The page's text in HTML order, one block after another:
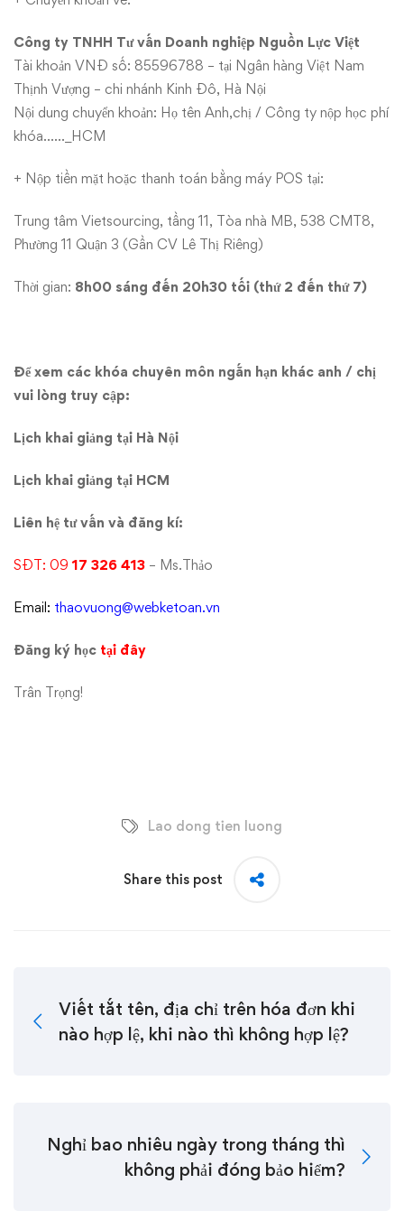
Công ty TNHH Tư vấn Doanh nghiệp Nguồn Lực Việt
Tài khoản VNĐ số: 85596788 – tại Ngân hàng Việt Nam
Thịnh Vượng – chi nhánh Kinh Đô, Hà Nội
Nội dung chuyển khoản: Họ tên Anh,chị / Công ty nộp học phí
khóa……_HCM
+ Nộp tiền mặt hoặc thanh toán bằng máy POS tại:
Trung tâm Vietsourcing, tầng 11, Tòa nhà MB, 538 CMT8,
Phường 11 Quận 3 (Gần CV Lê Thị Riêng)
Thời gian: 8h00 sáng đến 20h30 tối (thứ 2 đến thứ 7)
Để xem các khóa chuyên môn ngắn hạn khác anh / chị
vui lòng truy cập:
Lịch khai giảng tại Hà Nội
Lịch khai giảng tại HCM
Liên hệ tư vấn và đăng kí:
SĐT: 0917 326 413 – Ms.Thảo
Email: thaovuong@webketoan.vn
Đăng ký học tại đây
Trân Trọng!
Lao dong tien luong
Share this post
Viết tắt tên, địa chỉ trên hóa đơn khi
nào hợp lệ, khi nào thì không hợp lệ?
Nghỉ bao nhiêu ngày trong tháng thì
không phải đóng bảo hiểm?